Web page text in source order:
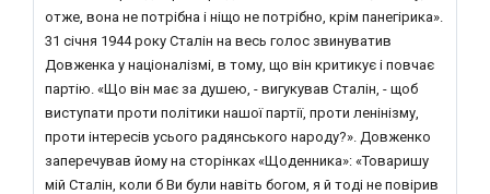
отже, вона не потрібна і ніщо не потрібно, крім панегірика».
31 січня 1944 року Сталін на весь голос звинуватив
Довженка у націоналізмі, в тому, що він критикує і повчає
партію. «Що він має за душею, - вигукував Сталін, - щоб
виступати проти політики нашої партії, проти ленінізму,
проти інтересів усього радянського народу?». Довженко
заперечував йому на сторінках «Щоденника»: «Товаришу
мій Сталін, коли б Ви були навіть богом, я й тоді не повірив